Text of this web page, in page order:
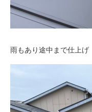
雨もあり途中まで仕上げ